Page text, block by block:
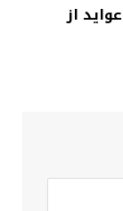
عواید از